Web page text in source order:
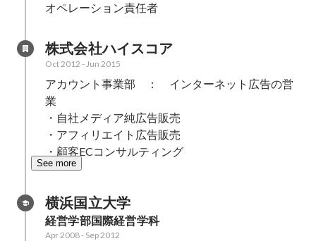
オペレーション責任者
株式会社ハイスコア
Oct 2012 -Jun 2015
アカウント事業部　：　インターネット広告の営
業
・自社メディア純広告販売
・アフィリエイト広告販売
・顧客ECコンサルティング
See more
横浜国立大学
経営学部国際経営学科
Apr 2008- Sep 2012